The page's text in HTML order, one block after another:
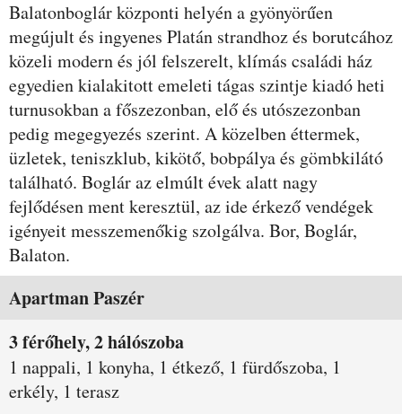
Leírás
Balatonboglár központi helyén a gyönyörűen
megújult és ingyenes Platán strandhoz és borutcához
közeli modern és jól felszerelt, klímás családi ház
egyedien kialakitott emeleti tágas szintje kiadó heti
turnusokban a főszezonban, elő és utószezonban
pedig megegyezés szerint. A közelben éttermek,
üzletek, teniszklub, kikötő, bobpálya és gömbkilátó
található. Boglár az elmúlt évek alatt nagy
fejlődésen ment keresztül, az ide érkező vendégek
igényeit messzemenőkig szolgálva. Bor, Boglár,
Balaton.
Szobák és árak
Apartman Paszér
3 férőhely, 2 hálószoba
1 nappali, 1 konyha, 1 étkező, 1 fürdőszoba, 1
erkély, 1 terasz